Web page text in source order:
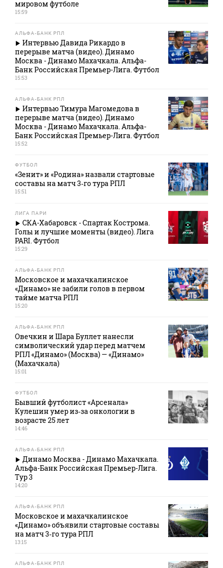
мировом футболе
15:59
АЛЬФА-БАНК РПЛ
Интервью Давида Рикардо в
перерыве матча (видео). Динамо
Москва - Динамо Махачкала. Альфа-
Банк Российская Премьер-Лига. Футбол
15:53
АЛЬФА-БАНК РПЛ
Интервью Тимура Магомедова в
перерыве матча (видео). Динамо
Москва - Динамо Махачкала. Альфа-
Банк Российская Премьер-Лига. Футбол
15:52
ФУТБОЛ
«Зенит» и «Родина» назвали стартовые
составы на матч 3‑го тура РПЛ
15:51
ЛИГА ПАРИ
СКА-Хабаровск - Спартак Кострома.
Голы и лучшие моменты (видео). Лига
PARI. Футбол
15:29
АЛЬФА-БАНК РПЛ
Московское и махачкалинское
«Динамо» не забили голов в первом
тайме матча РПЛ
15:20
АЛЬФА-БАНК РПЛ
Овечкин и Шара Буллет нанесли
символический удар перед матчем
РПЛ «Динамо» (Москва) — «Динамо»
(Махачкала)
15:01
ФУТБОЛ
Бывший футболист «Арсенала»
Кулешин умер из‑за онкологии в
возрасте 25 лет
14:46
АЛЬФА-БАНК РПЛ
Динамо Москва - Динамо Махачкала.
Альфа-Банк Российская Премьер-Лига.
Тур 3
14:20
АЛЬФА-БАНК РПЛ
Московское и махачкалинское
«Динамо» объявили стартовые составы
на матч 3‑го тура РПЛ
13:15
АЛЬФА-БАНК РПЛ